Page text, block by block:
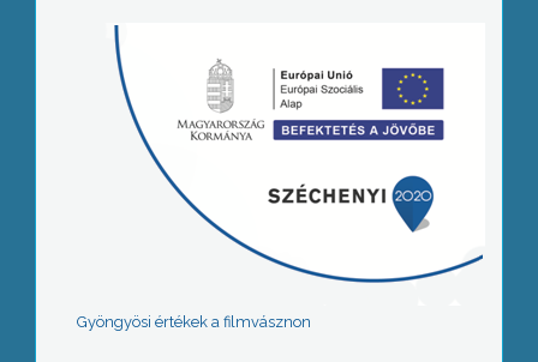
Gyöngyösi értékek a filmvásznon